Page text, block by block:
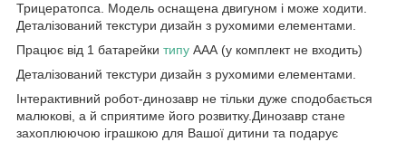
Трицератопса. Модель оснащена двигуном і може ходити.
Деталізований текстури дизайн з рухомими елементами.
Працює від 1 батарейки типу ААА (у комплект не входить)
Деталізований текстури дизайн з рухомими елементами.
Інтерактивний робот-динозавр не тільки дуже сподобається
малюкові, а й сприятиме його розвитку.Динозавр стане
захоплюючою іграшкою для Вашої дитини та подарує